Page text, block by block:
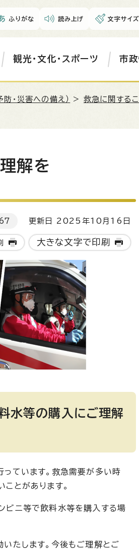
ふりがな 読み上げ 文字サイズ
観光・文化・スポーツ 市
・災害への備え） > 救急に関する
解を
更新日 2025年10月16日
大きな文字で印刷
水等の購入にご理解
ています。救急需要が多い時
とがあります。
ビニ等で飲料水等を購入する場
たします。今後もご理解とご